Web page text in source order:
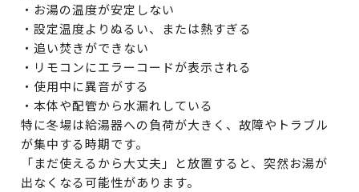
・お湯の温度が安定しない
・設定温度よりぬるい、または熱すぎる
・追い焚きができない
・リモコンにエラーコードが表示される
・使用中に異音がする
・本体や配管から水漏れしている
特に冬場は給湯器への負荷が大きく、故障やトラブル
が集中する時期です。
「まだ使えるから大丈夫」と放置すると、突然お湯が
出なくなる可能性があります。